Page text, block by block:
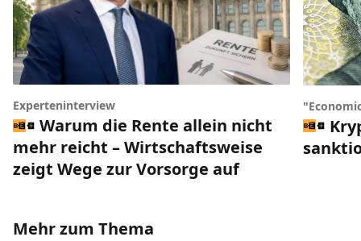
Experteninterview
Warum die Rente allein nicht
mehr reicht – Wirtschaftsweise
zeigt Wege zur Vorsorge auf
Mehr zum Thema